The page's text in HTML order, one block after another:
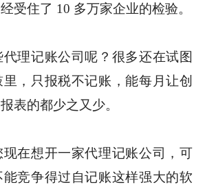
受住了 10 多万家企业的检验。
理记账公司呢？很多还在试图
，只报税不记账，能每月让创
表的都少之又少。
现在想开一家代理记账公司，可
竞争得过自记账这样强大的软